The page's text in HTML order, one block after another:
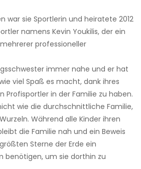
war sie Sportlerin und heiratete 2012
namens Kevin Youkilis, der ein
professioneller
immer nahe und er hat
viel Spaß es macht, dank ihres
Profisportler in der Familie zu haben.
wie die durchschnittliche Familie,
Während alle Kinder ihren
die Familie nah und ein Beweis
Sterne der Erde ein
benötigen, um sie dorthin zu